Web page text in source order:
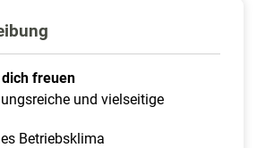
freuen
und vielseitige
Betriebsklima